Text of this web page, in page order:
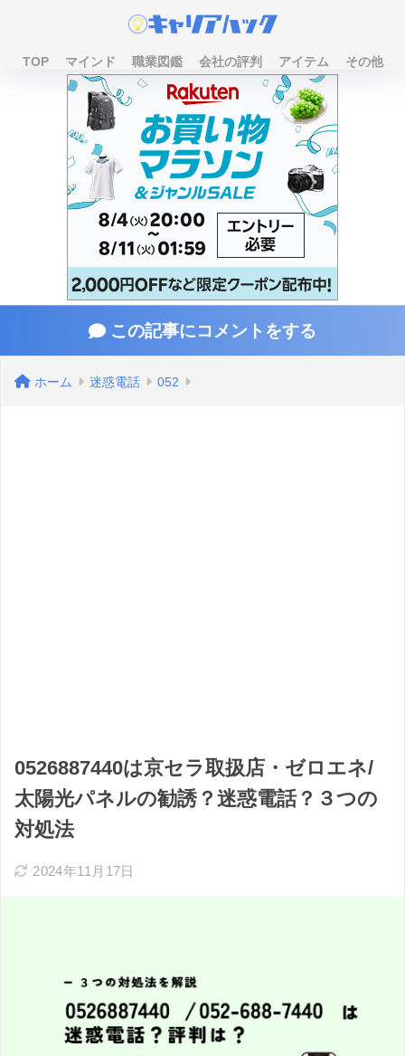
TOP マインド 職業図鑑 会社の評判 アイテム その他
この記事にコメントをする
ホーム 迷惑電話 052
0526887440は京セラ取扱店・ゼロエネ/
太陽光パネルの勧誘？迷惑電話？３つの
対処法
2024年11月17日